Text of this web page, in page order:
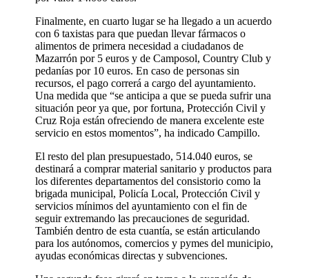
Finalmente, en cuarto lugar se ha llegado a un acuerdo
con 6 taxistas para que puedan llevar fármacos o
alimentos de primera necesidad a ciudadanos de
Mazarrón por 5 euros y de Camposol, Country Club y
pedanías por 10 euros. En caso de personas sin
recursos, el pago correrá a cargo del ayuntamiento.
Una medida que “se anticipa a que se pueda sufrir una
situación peor ya que, por fortuna, Protección Civil y
Cruz Roja están ofreciendo de manera excelente este
servicio en estos momentos”, ha indicado Campillo.
El resto del plan presupuestado, 514.040 euros, se
destinará a comprar material sanitario y productos para
los diferentes departamentos del consistorio como la
brigada municipal, Policía Local, Protección Civil y
servicios mínimos del ayuntamiento con el fin de
seguir extremando las precauciones de seguridad.
También dentro de esta cuantía, se están articulando
para los autónomos, comercios y pymes del municipio,
ayudas económicas directas y subvenciones.